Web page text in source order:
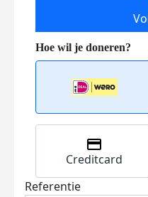
Creditcard
Referentie